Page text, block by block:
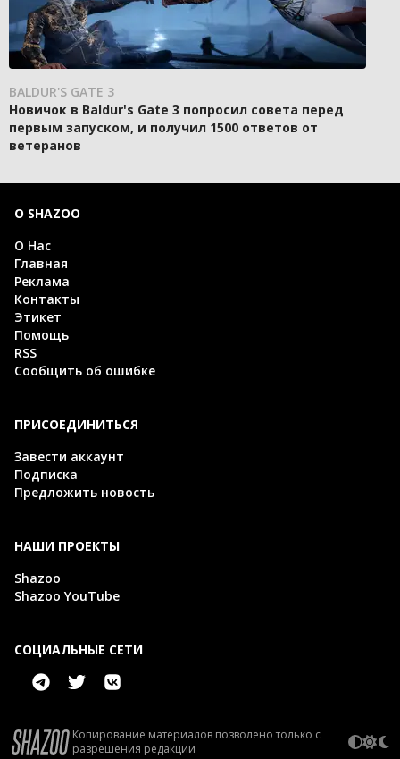
BALDUR'S GATE 3
Новичок в Baldur's Gate 3 попросил совета перед
первым запуском, и получил 1500 ответов от
ветеранов
О SHAZOO
О Нас
Главная
Реклама
Контакты
Этикет
Помощь
RSS
Сообщить об ошибке
ПРИСОЕДИНИТЬСЯ
Завести аккаунт
Подписка
Предложить новость
НАШИ ПРОЕКТЫ
Shazoo
Shazoo YouTube
СОЦИАЛЬНЫЕ СЕТИ
Копирование материалов позволено только с
разрешения редакции